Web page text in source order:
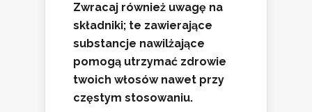
Zwracaj również uwagę na
składniki; te zawierające
substancje nawilżające
pomogą utrzymać zdrowie
twoich włosów nawet przy
częstym stosowaniu.